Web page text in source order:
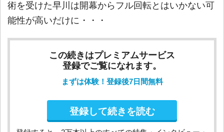
術を受けた早川は開幕からフル回転とはいかない可
能性が高いだけに・・・
この続きはプレミアムサービス
登録でご覧になれます。
まずは体験！登録後7日間無料
登録して続きを読む